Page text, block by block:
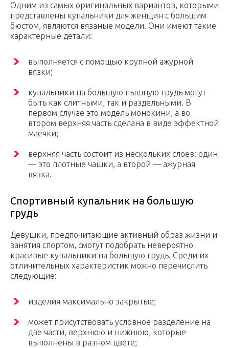
Одним из самых оригинальных вариантов, которыми
представлены купальники для женщин с большим
бюстом, являются вязаные модели. Они имеют такие
характерные детали:
выполняется с помощью крупной ажурной
вязки;
купальники на большую пышную грудь могут
быть как слитными, так и раздельными. В
первом случае это модель монокини, а во
втором верхняя часть сделана в виде эффектной
маечки;
верхняя часть состоит из нескольких слоев: один
— это плотные чашки, а второй — ажурная
вязка.
Спортивный купальник на большую
грудь
Девушки, предпочитающие активный образ жизни и
занятия спортом, смогут подобрать невероятно
красивые купальники на большую грудь. Среди их
отличительных характеристик можно перечислить
следующие:
изделия максимально закрытые;
может присутствовать условное разделение на
две части, верхнюю и нижнюю, которые
выполнены в разном цвете;